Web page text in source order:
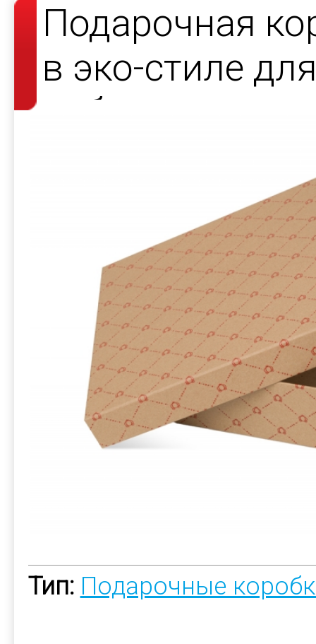
Подарочная
в эко-стиле
набора
Тип: Подарочные